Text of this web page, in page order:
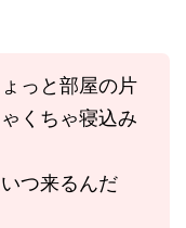
っと部屋の片
くちゃ寝込み
つ来るんだ